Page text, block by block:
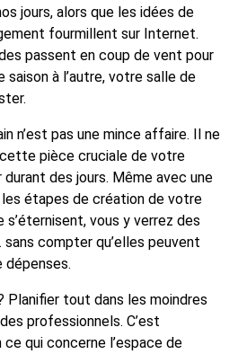
jours, alors que les idées de
fourmillent sur Internet.
passent en coup de vent pour
saison à l’autre, votre salle de
n’est pas une mince affaire. Il ne
pièce cruciale de votre
des jours. Même avec une
les étapes de création de votre
s’éternisent, vous y verrez des
compter qu’elles peuvent
dépenses.
Planifier tout dans les moindres
professionnels. C’est
qui concerne l’espace de